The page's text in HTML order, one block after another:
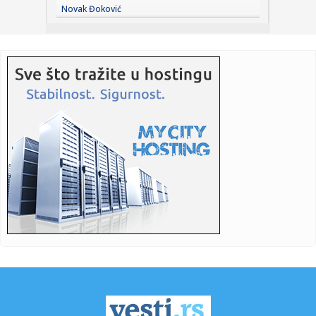
19:43: Pala jedna od najvećih mreža krijumčara na Mediteranu:
"Prebac...
19:41:
Ekspo l...
19:40:Ватрена стихија у Делиблатској ...
19:40:Gde izaći u Beogradu? Ovo su najhot mesta za letnji
provod
19:38:Barselona otkazala gostovanje u Maroku
Zelenski stigao u Beograd: Prve reči ukrajinskog
predsednika po ...
Novak Đoković